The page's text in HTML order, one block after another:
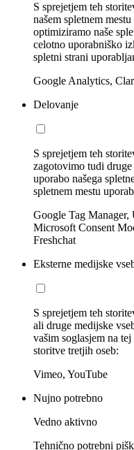
S sprejetjem teh
našem spletnem
optimiziramo naše
celotno uporabniško
spletni strani
Google Analytics,
Delovanje
S sprejetjem teh
zagotovimo tudi
uporabo našega
spletnem mestu
Google Tag
Microsoft Consent
Freshchat
Eksterne medijske
S sprejetjem teh
ali druge medijske
vašim soglasjem na
storitve tretjih oseb:
Vimeo, YouTube
Nujno potrebno
Vedno aktivno
Tehnično potrebni